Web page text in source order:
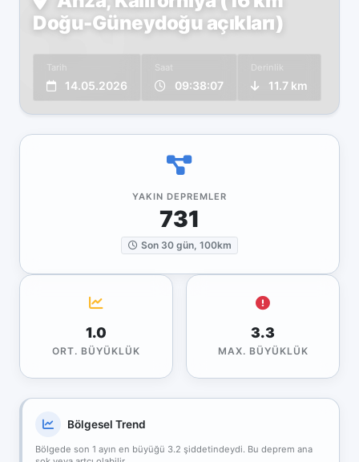
Doğu-Güneydoğu açıkları)
Tarih
14.05.2026
Saat
09:38:07
Derinlik
11.7 km
YAKIN DEPREMLER
731
Son 30 gün, 100km
1.0
ORT. BÜYÜKLÜK
3.3
MAX. BÜYÜKLÜK
Bölgesel Trend
Bölgede son 1 ayın en büyüğü 3.2 şiddetindeydi. Bu deprem ana